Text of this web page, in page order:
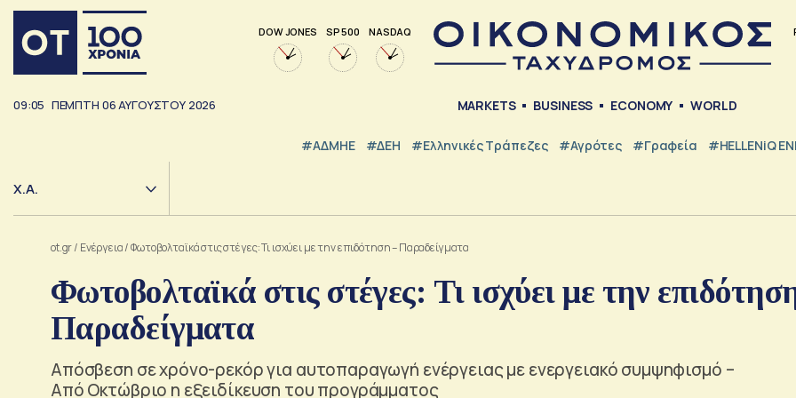
DOW JONES SP 500 NASDAQ
09:05 ΠΕΜΠΤΗ 06ΑΥΓΟΥΣΤΟΥ 2026 MARKETS BUSINESS ECONOMY WORLD
#ΑΔΜΗΕ #ΔΕΗ #ελληνικές Τράπεζες #Αγρότες #Γραφεία #HELLENiQ
Χ.Α.
ot.gr/ Ενέργεια/Φωτοβολταϊκά στις στέγες: Τι ισχύει με την επιδότηση – Παραδείγματα
Φωτοβολταϊκά στις στέγες: Τι ισχύει με την
Παραδείγματα
Aπόσβεση σε χρόνο-ρεκόρ για αυτοπαραγωγή ενέργειας με ενεργειακό συμψηφισμό –
Από Οκτώβριο η εξειδίκευση του προγράμματος